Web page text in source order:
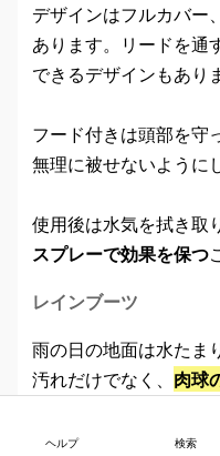
ヘルプ 検索
デザインはフルカバー
あります。リードを通
できるデザインもあり
フード付きは頭部を守
無理に被せないように
使用後は水気を拭き取
スプレーで効果を保つ
レインブーツ
雨の日の地面は水たま
汚れだけでなく、 肉球
を軽減できます。